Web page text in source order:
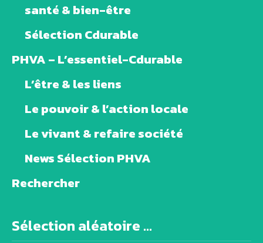
santé & bien-être
Sélection Cdurable
PHVA – L’essentiel-Cdurable
L’être & les liens
Le pouvoir & l’action locale
Le vivant & refaire société
News Sélection PHVA
Rechercher
Sélection aléatoire ...